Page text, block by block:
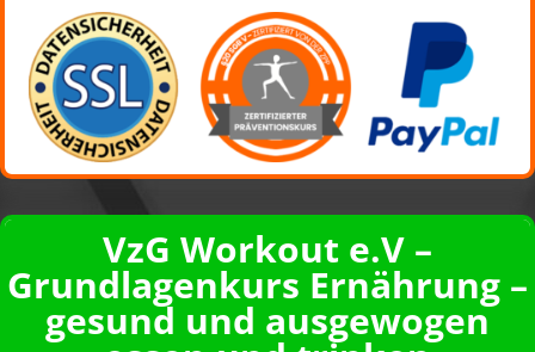
VzG Workout e.V –
Grundlagenkurs Ernährung –
gesund und ausgewogen